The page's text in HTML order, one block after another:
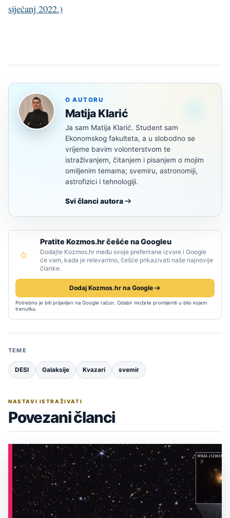
siječanj 2022.)
O AUTORU
Matija Klarić
Ja sam Matija Klarić. Student sam
Ekonomskog fakulteta, a u slobodno se
vrijeme bavim volonterstvom te
istraživanjem, čitanjem i pisanjem o mojim
omiljenim temama; svemiru, astronomiji,
astrofizici i tehnologiji.
Svi članci autora
Pratite Kozmos.hr češće na Googleu
Dodajte Kozmos.hr među svoje preferirane izvore i Google
će vam, kada je relevantno, češće prikazivati naše najnovije
članke.
Dodaj Kozmos.hr na Google
Potrebno je biti prijavljen na Google račun. Odabir možete promijeniti u bilo kojem
trenutku.
TEME
DESI Galaksije Kvazari svemir
NASTAVI ISTRAŽIVATI
Povezani članci